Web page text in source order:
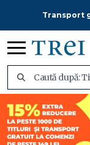
Transport